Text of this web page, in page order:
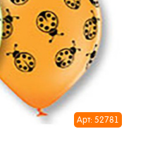
Арт: 52781